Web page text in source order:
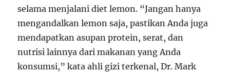
selama menjalani diet lemon. “Jangan hanya
mengandalkan lemon saja, pastikan Anda juga
mendapatkan asupan protein, serat, dan
nutrisi lainnya dari makanan yang Anda
konsumsi,” kata ahli gizi terkenal, Dr. Mark